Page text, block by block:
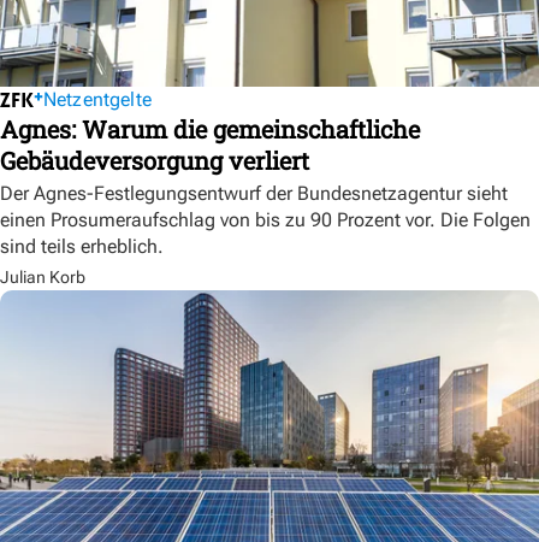
Netzentgelte
Agnes: Warum die gemeinschaftliche
Gebäudeversorgung verliert
Der Agnes-Festlegungsentwurf der Bundesnetzagentur sieht
einen Prosumeraufschlag von bis zu 90 Prozent vor. Die Folgen
sind teils erheblich.
Julian Korb